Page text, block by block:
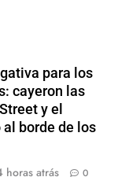
para los
cayeron las
y el
borde de los
horas atrás 0